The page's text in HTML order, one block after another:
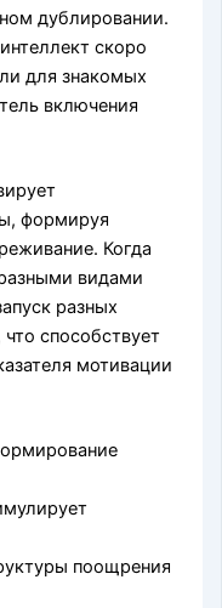
дублировании.
скоро
для знакомых
включения
формируя
Когда
видами
разных
способствует
мотивации
поощрения